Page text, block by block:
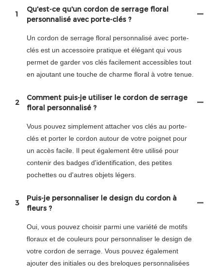
1
Qu'est-ce qu'un cordon de serrage floral
personnalisé avec porte-clés ?
Un cordon de serrage floral personnalisé avec porte-
clés est un accessoire pratique et élégant qui vous
permet de garder vos clés facilement accessibles tout
en ajoutant une touche de charme floral à votre tenue.
2
Comment puis-je utiliser le cordon de serrage
floral personnalisé ?
Vous pouvez simplement attacher vos clés au porte-
clés et porter le cordon autour de votre poignet pour
un accès facile. Il peut également être utilisé pour
contenir des badges d'identification, des petites
pochettes ou d'autres objets légers.
3
Puis-je personnaliser le design du cordon à
fleurs ?
Oui, vous pouvez choisir parmi une variété de motifs
floraux et de couleurs pour personnaliser le design de
votre cordon de serrage. Vous pouvez également
ajouter des initiales ou des breloques personnalisées